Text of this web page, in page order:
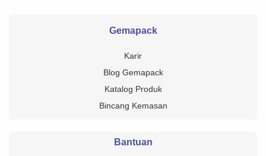
Gemapack
Karir
Blog Gemapack
Katalog Produk
Bincang Kemasan
Bantuan